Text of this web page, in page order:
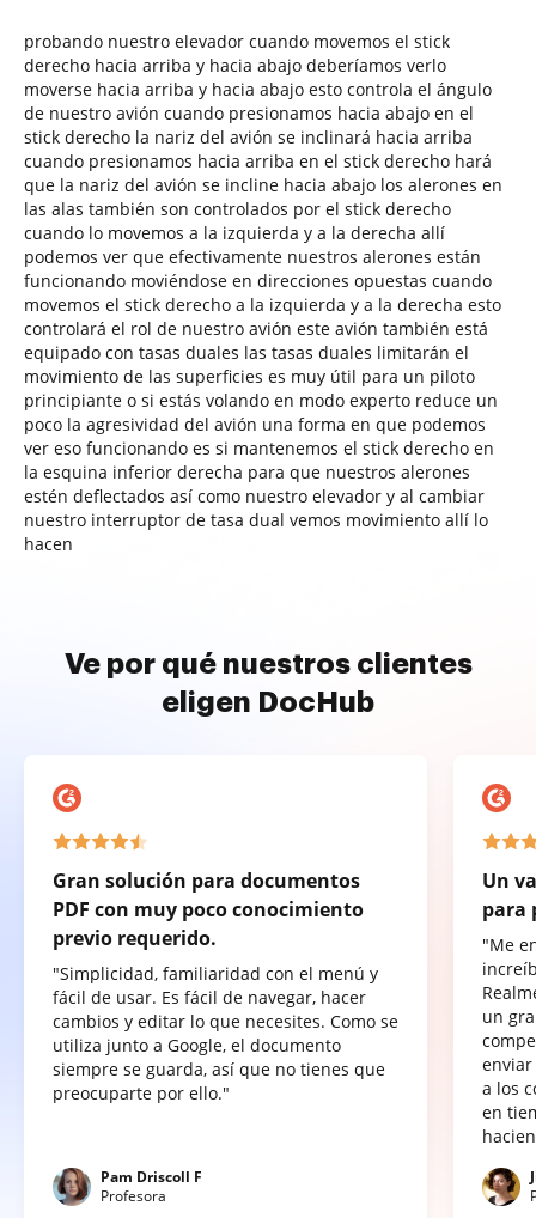
probando nuestro elevador cuando movemos el stick
derecho hacia arriba y hacia abajo deberíamos verlo
moverse hacia arriba y hacia abajo esto controla el ángulo
de nuestro avión cuando presionamos hacia abajo en el
stick derecho la nariz del avión se inclinará hacia arriba
cuando presionamos hacia arriba en el stick derecho hará
que la nariz del avión se incline hacia abajo los alerones en
las alas también son controlados por el stick derecho
cuando lo movemos a la izquierda y a la derecha allí
podemos ver que efectivamente nuestros alerones están
funcionando moviéndose en direcciones opuestas cuando
movemos el stick derecho a la izquierda y a la derecha esto
controlará el rol de nuestro avión este avión también está
equipado con tasas duales las tasas duales limitarán el
movimiento de las superficies es muy útil para un piloto
principiante o si estás volando en modo experto reduce un
poco la agresividad del avión una forma en que podemos
ver eso funcionando es si mantenemos el stick derecho en
la esquina inferior derecha para que nuestros alerones
estén deflectados así como nuestro elevador y al cambiar
nuestro interruptor de tasa dual vemos movimiento allí lo
hacen
Ve por qué nuestros clientes
eligen DocHub
Gran solución para documentos
PDF con muy poco conocimiento
previo requerido.
"Simplicidad, familiaridad con el menú y
fácil de usar. Es fácil de navegar, hacer
cambios y editar lo que necesites. Como se
utiliza junto a Google, el documento
siempre se guarda, así que no tienes que
preocuparte por ello."
Pam Driscoll F
Profesora
Un
para
"Me
un
a los
en